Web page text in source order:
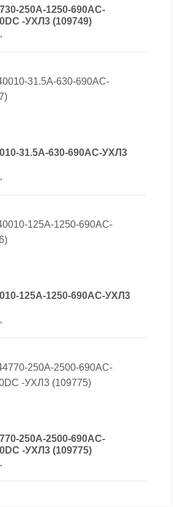
250А-1250-690AC-
-УХЛ3 (109749)
31.5А-630-690AC-УХЛ3
125А-1250-690AC-УХЛ3
250А-2500-690AC-
-УХЛ3 (109775)